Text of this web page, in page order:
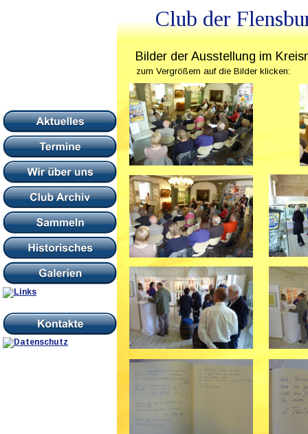
Club der
zum Vergrößern auf die Bilder klicken:
Bilder der Ausstellung im